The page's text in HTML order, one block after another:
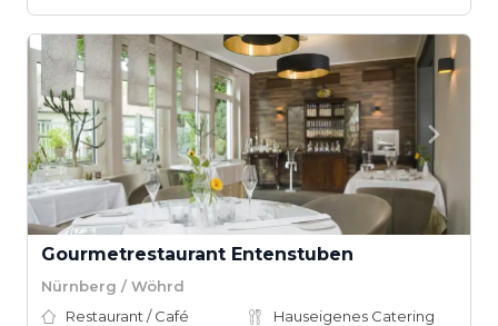
Gourmetrestaurant Entenstuben
Nürnberg / Wöhrd
Restaurant / Café
Hauseigenes Catering